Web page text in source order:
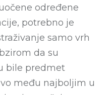
određene
potrebno je
samo vrh
da su
bile predmet
među najboljim u